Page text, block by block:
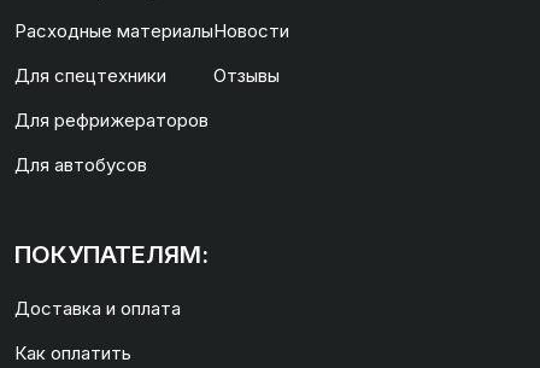
Расходные материалы
Для спецтехники
Для рефрижераторов
Для автобусов
Новости
Отзывы
ПОКУПАТЕЛЯМ:
Доставка и оплата
Как оплатить